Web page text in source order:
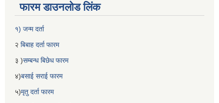
फारम डाउनलोड लिंक
१) जन्म दर्ता
२ बिबाह दर्ता फारम
३ )सम्बन्ध बिछेध फारम
४)बसाई सराई फारम
५)मृतु दर्ता फारम